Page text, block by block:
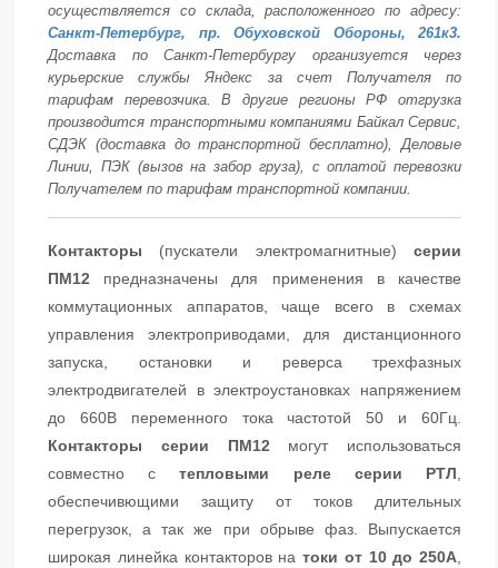
осуществляется со склада, расположенного по адресу:
Санкт-Петербург, пр. Обуховской Обороны, 261к3.
Доставка по Санкт-Петербургу организуется через
курьерские службы Яндекс за счет Получателя по
тарифам перевозчика. В другие регионы РФ отгрузка
производится транспортными компаниями Байкал Сервис,
СДЭК (доставка до транспортной бесплатно), Деловые
Линии, ПЭК (вызов на забор груза), с оплатой перевозки
Получателем по тарифам транспортной компании.
Контакторы (пускатели электромагнитные) серии
ПМ12 предназначены для применения в качестве
коммутационных аппаратов, чаще всего в схемах
управления электроприводами, для дистанционного
запуска, остановки и реверса трехфазных
электродвигателей в электроустановках напряжением
до 660В переменного тока частотой 50 и 60Гц.
Контакторы серии ПМ12 могут использоваться
совместно степловыми реле серии РТЛ
обеспечивющими защиту от токов длительных
перегрузок, а так же при обрыве фаз. Выпускается
широкая линейка контакторов на токи от 10 до 250А